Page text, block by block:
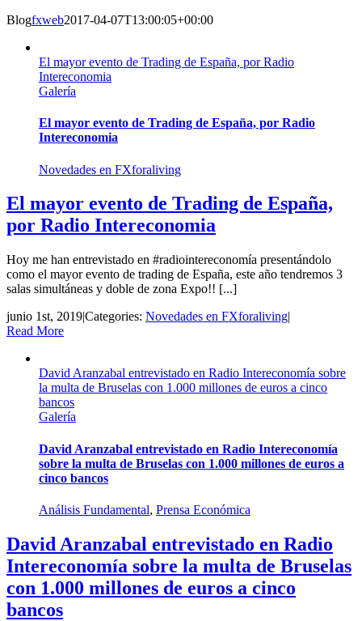
Blogfxweb2017-04-07T13:00:05+00:00
El mayor evento de Trading de España, por Radio
Intereconomia
Galería
El mayor evento de Trading de España, por Radio
Intereconomia
Novedades en FXforaliving
El mayor evento de Trading de España,
por Radio Intereconomia
Hoy me han entrevistado en #radiointereconomía presentándolo
como el mayor evento de trading de España, este año tendremos 3
salas simultáneas y doble de zona Expo!! [...]
junio 1st, 2019|Categories: Novedades en FXforaliving|
Read More
David Aranzabal entrevistado en Radio Intereconomía sobre
la multa de Bruselas con 1.000 millones de euros a cinco
bancos
Galería
David Aranzabal entrevistado en Radio Intereconomía
sobre la multa de Bruselas con 1.000 millones de euros a
cinco bancos
Análisis Fundamental, Prensa Económica
David Aranzabal entrevistado en Radio
Intereconomía sobre la multa de Bruselas
con 1.000 millones de euros a cinco
bancos